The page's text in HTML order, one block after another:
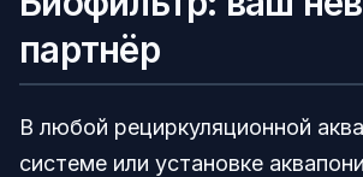
партнёр
В любой рециркуляционной
системе или установке